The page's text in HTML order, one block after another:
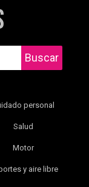
Buscar
personal
Salud
Motor
y aire libre